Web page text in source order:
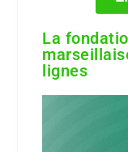
La
lignes